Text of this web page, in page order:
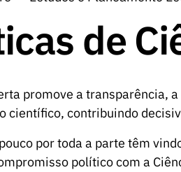
de
promove a transparência,
científico, contribuindo
por toda a parte têm
político com a